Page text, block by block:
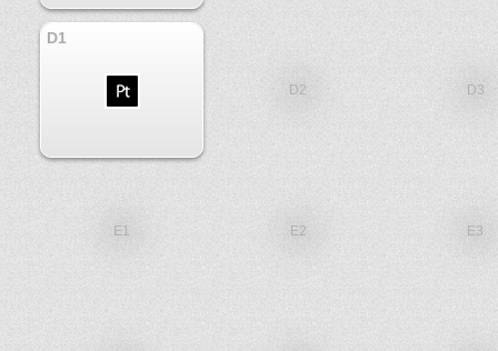
D1
D2 D3
E1 E2 E3